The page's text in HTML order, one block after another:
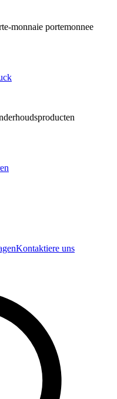
Kontaktiere uns